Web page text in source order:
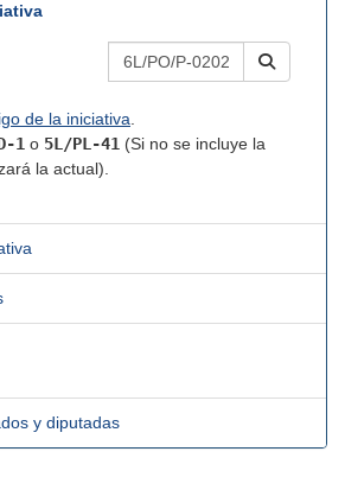
de la iniciativa.
1 o 5L/PL-41 (Si no se incluye la
la actual).
y diputadas